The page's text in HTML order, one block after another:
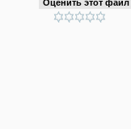
Оценить этот файл